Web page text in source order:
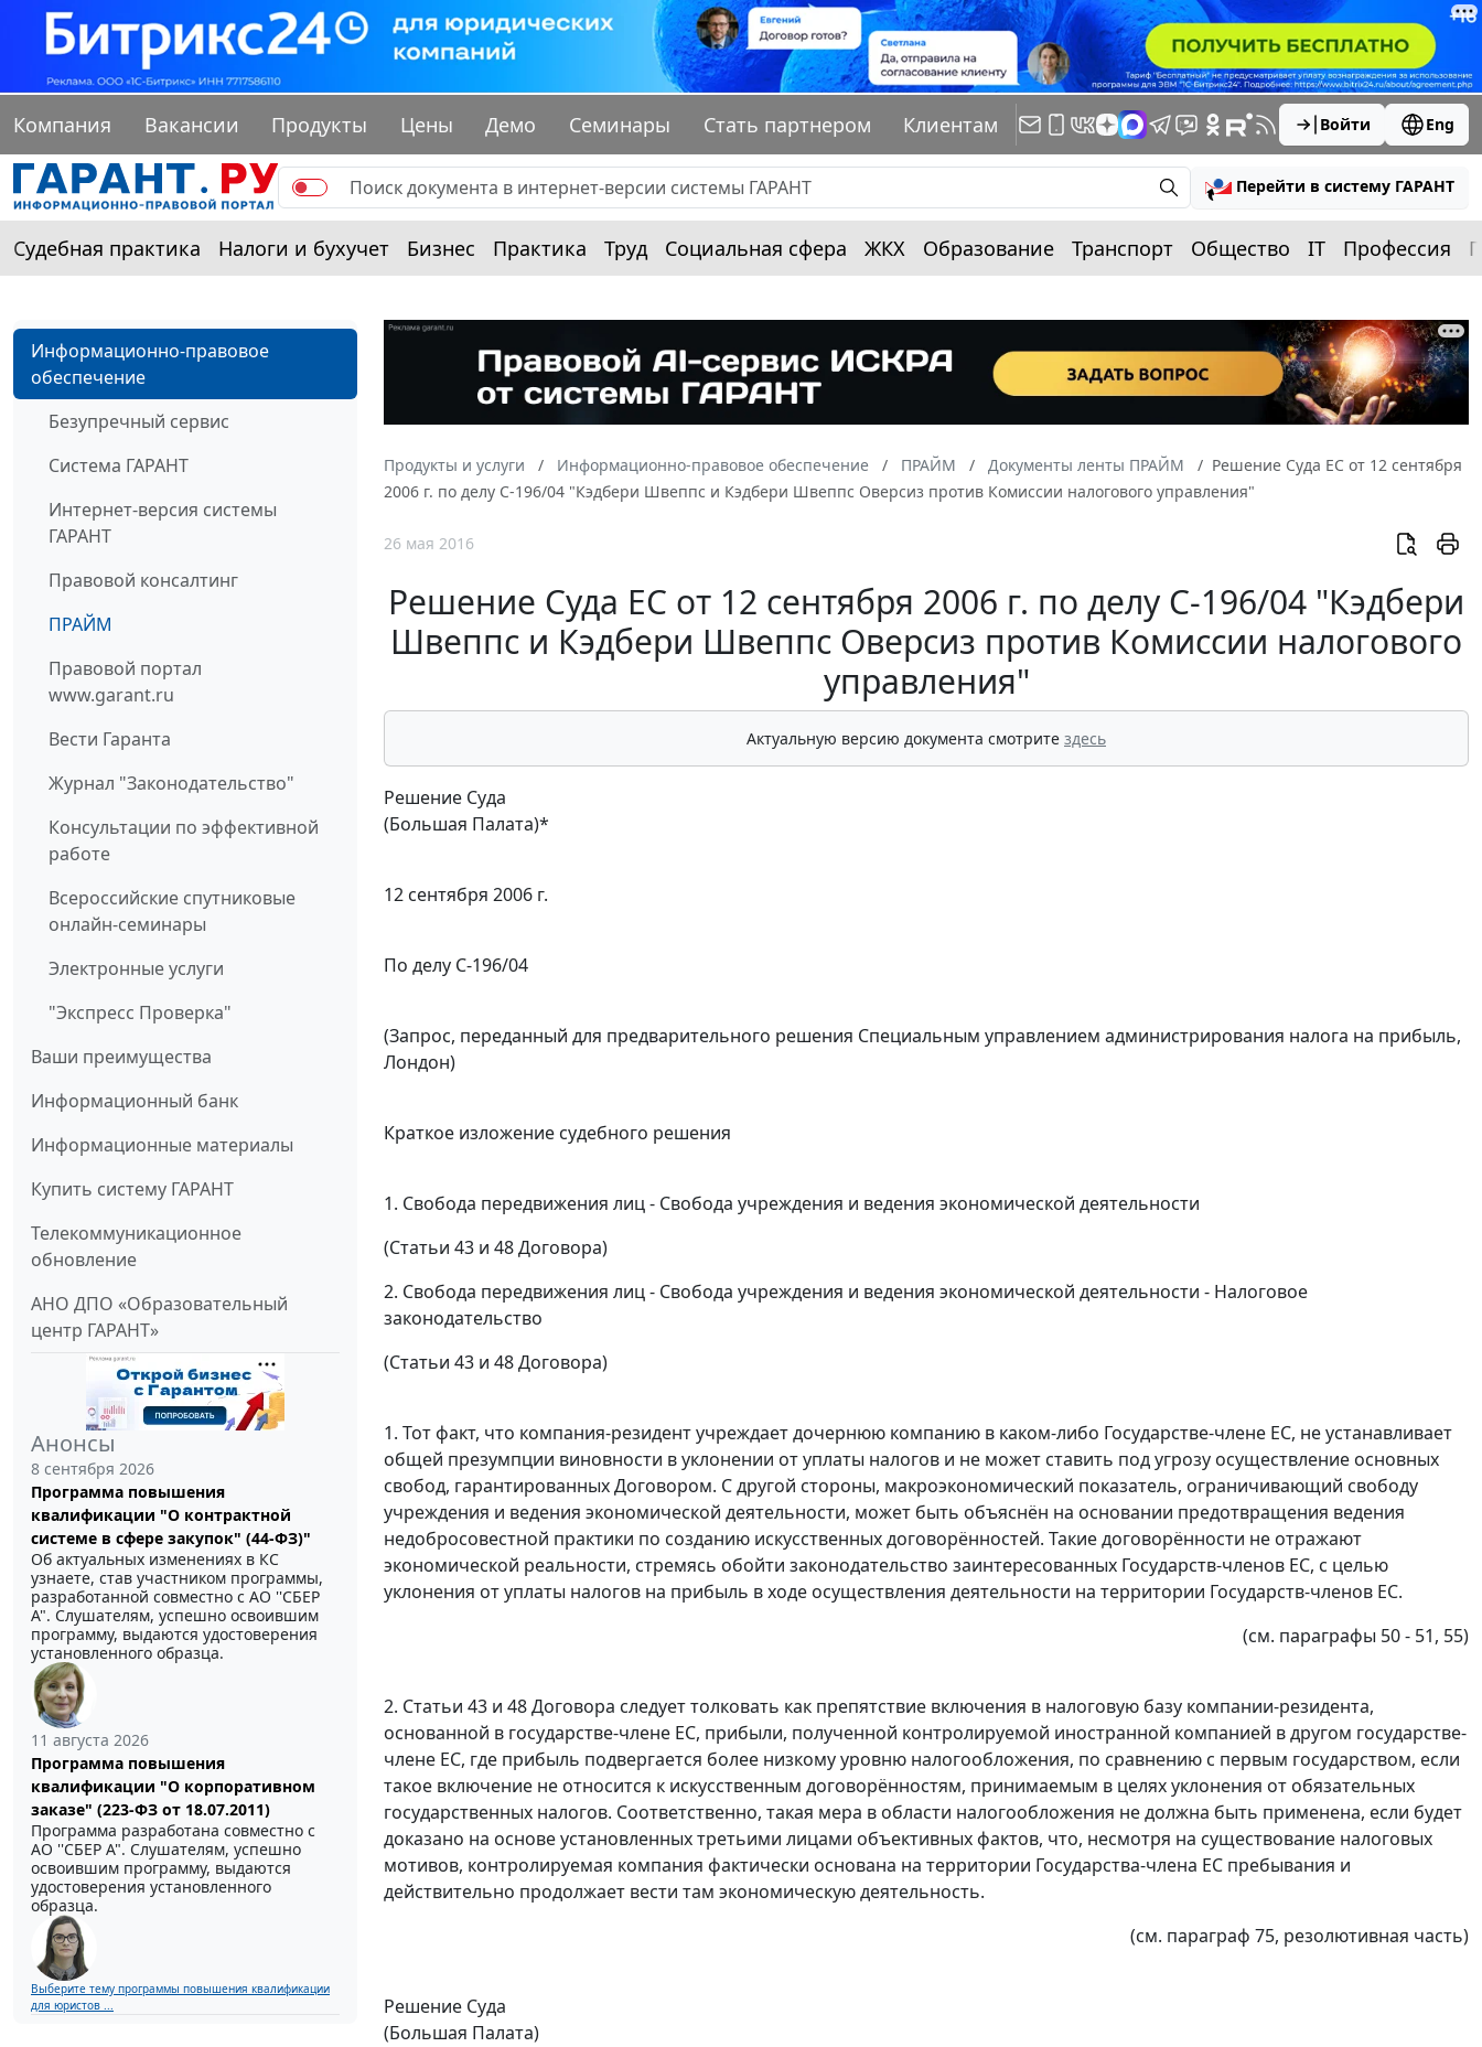
Компания Вакансии Продукты Цены Демо Семинары Стать партнером Клиентам Войти Eng
Перейти в систему ГАРАНТ
Судебная практика Налоги и бухучет Бизнес Практика Труд Социальная сфера ЖКХ Образование Транспорт Общество IT Профессия
Информационно-правовое
обеспечение
Безупречный сервис
Система ГАРАНТ
Интернет-версия системы
ГАРАНТ
Правовой консалтинг
ПРАЙМ
Правовой портал
www.garant.ru
Вести Гаранта
Журнал "Законодательство"
Консультации по эффективной
работе
Всероссийские спутниковые
онлайн-семинары
Электронные услуги
"Экспресс Проверка"
Ваши преимущества
Информационный банк
Информационные материалы
Купить систему ГАРАНТ
Телекоммуникационное
обновление
АНО ДПО «Образовательный
центр ГАРАНТ»
Анонсы
8 сентября 2026
Программа повышения
квалификации "О контрактной
системе в сфере закупок" (44-ФЗ)"
Об актуальных изменениях в КС
узнаете, став участником программы,
разработанной совместно с АО ''СБЕР
А". Слушателям, успешно освоившим
программу, выдаются удостоверения
установленного образца.
11 августа 2026
Программа повышения
квалификации "О корпоративном
заказе" (223-ФЗ от 18.07.2011)
Программа разработана совместно с
АО ''СБЕР А". Слушателям, успешно
освоившим программу, выдаются
удостоверения установленного
образца.
Выберите тему программы повышения квалификации
для юристов ...
Продукты и услуги Информационно-правовое обеспечение ПРАЙМ Документы ленты ПРАЙМ
Решение Суда ЕС от 12 сентября
2006 г. по делу С-196/04 "Кэдбери Швеппс и Кэдбери Швеппс Оверсиз против Комиссии налогового управления"
26 мая 2016
Решение Суда ЕС от 12 сентября 2006 г. по делу С-196/04 "Кэдбери
Швеппс и Кэдбери Швеппс Оверсиз против Комиссии налогового
управления"
Актуальную версию документа смотрите здесь
Решение Суда
(Большая Палата)*
12 сентября 2006 г.
По делу С-196/04
(Запрос, переданный для предварительного решения Специальным управлением администрирования налога на прибыль,
Лондон)
Краткое изложение судебного решения
1. Свобода передвижения лиц - Свобода учреждения и ведения экономической деятельности
(Статьи 43 и 48Договора)
2. Свобода передвижения лиц - Свобода учреждения и ведения экономической деятельности - Налоговое
законодательство
(Статьи 43 и 48Договора)
1. Тот факт, что компания-резидент учреждает дочернюю компанию в каком-либо Государстве-члене ЕС, не устанавливает
общей презумпции виновности в уклонении от уплаты налогов и не может ставить под угрозу осуществление основных
свобод, гарантированныхДоговором. С другой стороны, макроэкономический показатель, ограничивающий свободу
учреждения и ведения экономической деятельности, может быть объяснён на основании предотвращения ведения
недобросовестной практики по созданию искусственных договорённостей. Такие договорённости не отражают
экономической реальности, стремясь обойти законодательство заинтересованных Государств-членов ЕС, с целью
уклонения от уплаты налогов на прибыль в ходе осуществления деятельности на территории Государств-членов ЕС.
(см. параграфы 50 - 51, 55)
2. Статьи 43 и 48Договора следует толковать как препятствие включения в налоговую базу компании-резидента,
основанной в государстве-члене ЕС, прибыли, полученной контролируемой иностранной компанией в другом государстве-
члене ЕС, где прибыль подвергается более низкому уровню налогообложения, по сравнению с первым государством, если
такое включение не относится к искусственным договорённостям, принимаемым в целях уклонения от обязательных
государственных налогов. Соответственно, такая мера в области налогообложения не должна быть применена, если будет
доказано на основе установленных третьими лицами объективных фактов, что, несмотря на существование налоговых
мотивов, контролируемая компания фактически основана на территории Государства-члена ЕС пребывания и
действительно продолжает вести там экономическую деятельность.
(см. параграф 75, резолютивная часть)
Решение Суда
(Большая Палата)